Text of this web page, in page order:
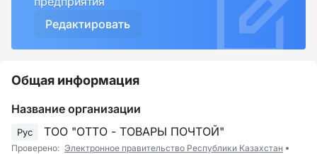
Редактировать
Общая информация
Название организации
Рус ТОО "ОТТО - ТОВАРЫ ПОЧТОЙ"
Проверено: Электронное правительство Республики Казахстан